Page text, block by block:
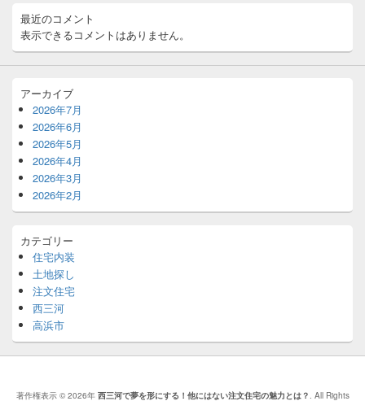
ア最近のコメント
表示できるコメントはありません。
アーカイブ
2026年7月
2026年6月
2026年5月
2026年4月
2026年3月
2026年2月
カテゴリー
住宅内装
土地探し
注文住宅
西三河
高浜市
著作権表示 © 2026年 西三河で夢を形にする！他にはない注文住宅の魅力とは？ . All Rights